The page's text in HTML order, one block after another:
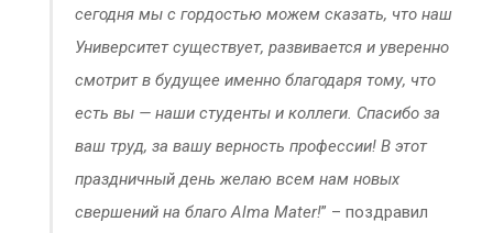
сегодня мы с гордостью можем сказать, что наш
Университет существует, развивается и уверенно
смотрит в будущее именно благодаря тому, что
есть вы — наши студенты и коллеги. Спасибо за
ваш труд, за вашу верность профессии! В этот
праздничный день желаю всем нам новых
свершений на благо Alma Mater!” – поздравил